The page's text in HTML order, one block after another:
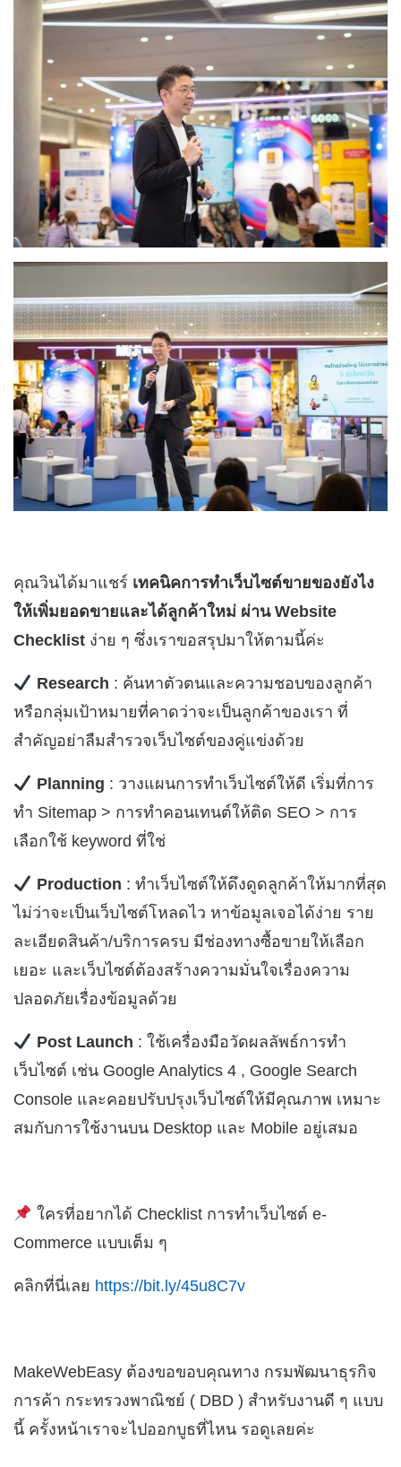
คุณวินได้มาแชร์ เทคนิคการทำเว็บไซต์ขายของยังไง
ให้เพิ่มยอดขายและได้ลูกค้าใหม่ ผ่าน Website
Checklist ง่าย ๆ ซึ่งเราขอสรุปมาให้ตามนี้ค่ะ
Research : ค้นหาตัวตนและความชอบของลูกค้า
หรือกลุ่มเป้าหมายที่คาดว่าจะเป็นลูกค้าของเรา ที่
สำคัญอย่าลืมสำรวจเว็บไซต์ของคู่แข่งด้วย
Planning : วางแผนการทำเว็บไซต์ให้ดี เริ่มที่การ
ทำ Sitemap > การทำคอนเทนต์ให้ติด SEO > การ
เลือกใช้ keyword ที่ใช่
Production : ทำเว็บไซต์ให้ดึงดูดลูกค้าให้มากที่สุด
ไม่ว่าจะเป็นเว็บไซต์โหลดไว หาข้อมูลเจอได้ง่าย ราย
ละเอียดสินค้า/บริการครบ มีช่องทางซื้อขายให้เลือก
เยอะ และเว็บไซต์ต้องสร้างความมั่นใจเรื่องความ
ปลอดภัยเรื่องข้อมูลด้วย
Post Launch : ใช้เครื่องมือวัดผลลัพธ์การทำ
เว็บไซต์ เช่น Google Analytics 4 , Google Search
Console และคอยปรับปรุงเว็บไซต์ให้มีคุณภาพ เหมาะ
สมกับการใช้งานบน Desktop และ Mobile อยู่เสมอ
ใครที่อยากได้ Checklist การทำเว็บไซต์ e-
Commerce แบบเต็ม ๆ
คลิกที่นี่เลย https://bit.ly/45u8C7v
MakeWebEasy ต้องขอขอบคุณทาง กรมพัฒนาธุรกิจ
การค้า กระทรวงพาณิชย์ ( DBD ) สำหรับงานดี ๆ แบบ
นี้ ครั้งหน้าเราจะไปออกบูธที่ไหน รอดูเลยค่ะ